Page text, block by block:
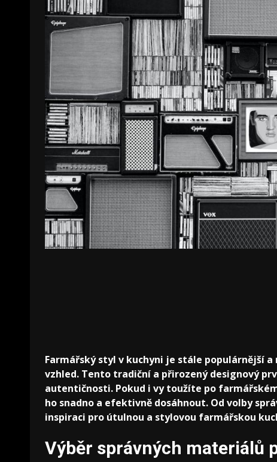
Farmářský styl v kuchyni je stále populárnější
vzhled. Tento tradiční a přirozený designový
autentičnosti. Pokud i vy toužíte po
ho snadno a efektivně dosáhnout. Od volby
inspiraci pro útulnou a stylovou farmářskou
Výběr správných materiálů